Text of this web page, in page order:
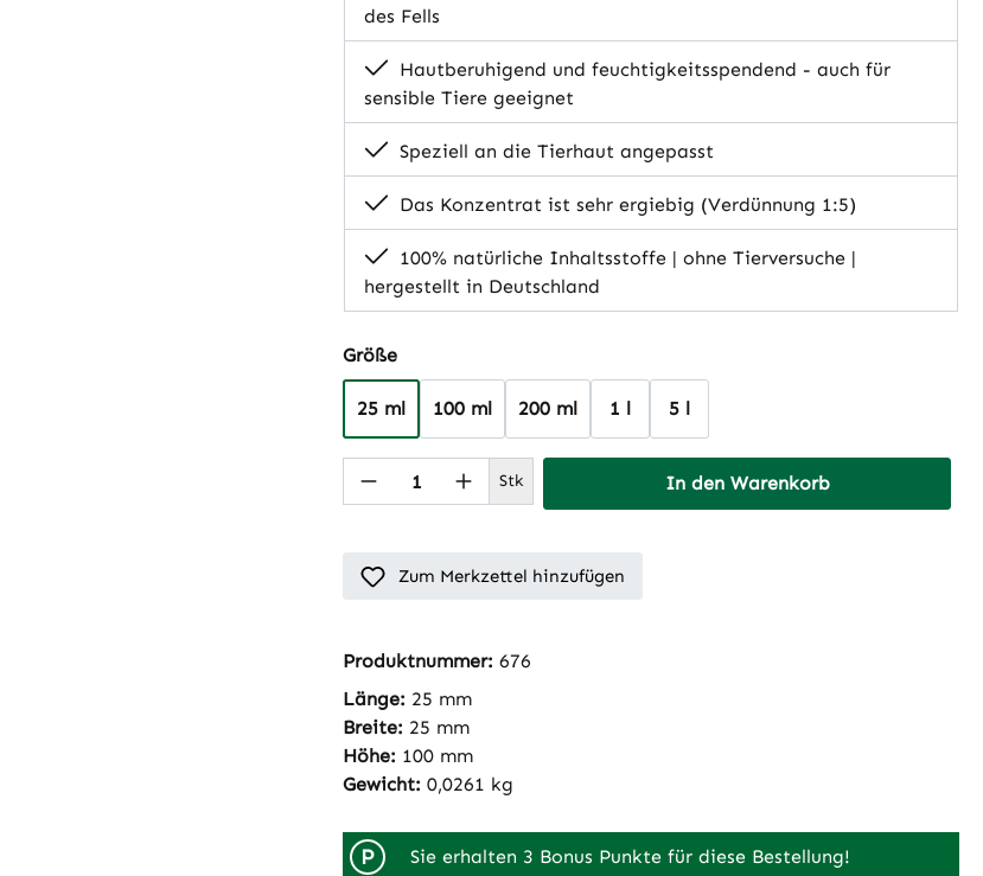
des Fells
Hautberuhigend und feuchtigkeitsspendend - auch für
sensible Tiere geeignet
Speziell an die Tierhaut angepasst
Das Konzentrat ist sehr ergiebig (Verdünnung 1:5)
100% natürliche Inhaltsstoffe | ohne Tierversuche |
hergestellt in Deutschland
Größeauswählen
25 ml 100 ml 200 ml 1 l 5 l
Produkt Anzahl: Gib den gewünschten Wert
Stk In den Warenkorb
Zum Merkzettel hinzufügen
Produktnummer: 676
Länge: 25 mm
Breite: 25 mm
Höhe: 100 mm
Gewicht: 0,0261 kg
P Sie erhalten 3 Bonus Punkte für diese Bestellung!